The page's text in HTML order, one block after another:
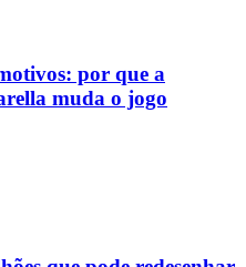
por que a
muda o jogo